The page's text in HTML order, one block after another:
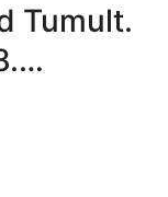
Tumult.